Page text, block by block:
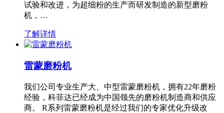
试验和改进，为超细粉的生产而研发制造的新型磨粉
机，…
了解详情
雷蒙磨粉机
我们公司专业生产大、中型雷蒙磨粉机，拥有22年磨粉
经验，科菲达已经成为中国领先的磨粉机制造商和供应
商。 R系列雷蒙磨粉机是经过我们的专家优化升级改